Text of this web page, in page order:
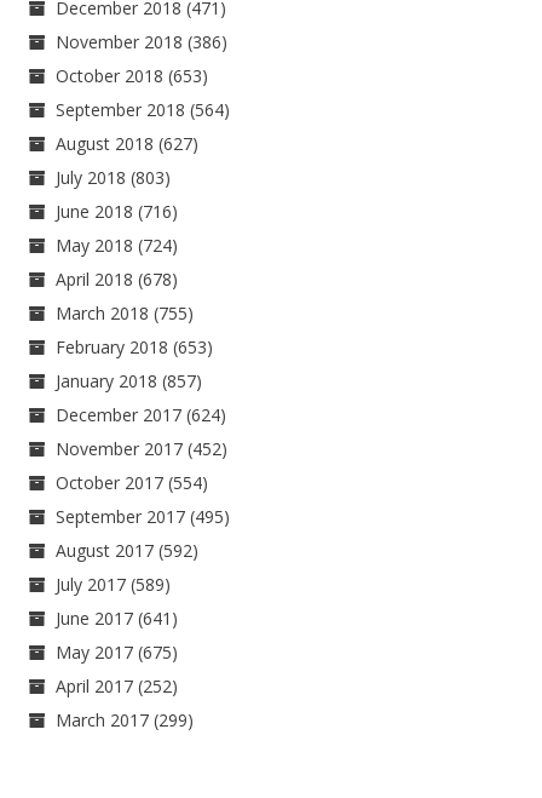
December 2018 (471)
November 2018 (386)
October 2018 (653)
September 2018 (564)
August 2018 (627)
July 2018 (803)
June 2018 (716)
May 2018 (724)
April 2018 (678)
March 2018 (755)
February 2018 (653)
January 2018 (857)
December 2017 (624)
November 2017 (452)
October 2017 (554)
September 2017 (495)
August 2017 (592)
July 2017 (589)
June 2017 (641)
May 2017 (675)
April 2017 (252)
March 2017 (299)